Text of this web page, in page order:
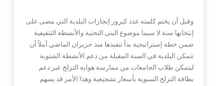
وقبل أن يختم كلمته عدد كيروز إنجازات البلدية التي مضى على
إنتخابها سنة لا سيما موضوع البنى التحتية والأنشطة التثقيفية
ضمن خطة إستراتيجية بدأ تنفيذها منذ حزيران الماضي آملاً أن
تتمكن البلدية في السنة المقبلة من دعم الأنشطة الشتوية
ليتمكن طلاب الجامعات من ممارسة هواية التزلج عبر دعم
بطاقة التزلج السنوية بأسعار تشجيعية وهذا الأمر قد يسهم